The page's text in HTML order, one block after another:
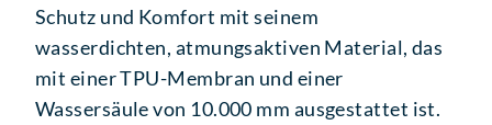
Schutz und Komfort mit seinem
wasserdichten, atmungsaktiven Material, das
mit einer TPU-Membran und einer
Wassersäule von 10.000 mm ausgestattet ist.